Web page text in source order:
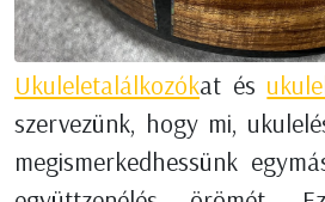
Ukuleletalálkozókat és
szervezünk, hogy mi,
megismerkedhessünk